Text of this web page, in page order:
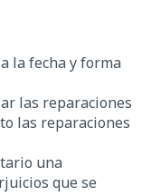
la fecha y forma
las reparaciones
las reparaciones
una
que se